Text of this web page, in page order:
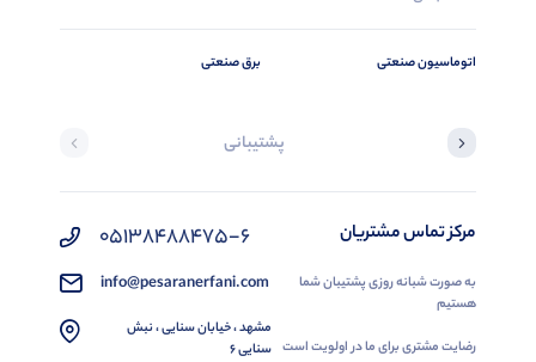
اتوماسیون صنعتی برق صنعتی
پشتیبانی
مرکز تماس مشتریان
به صورت شبانه روزی پشتیبان شما
هستیم
رضایت مشتری برای ما در اولویت است
05138488475-6
info@pesaranerfani.com
مشهد ، خیابان سنایی ، نبش
سنایی 6